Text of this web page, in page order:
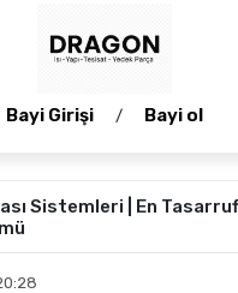
Bayi Girişi / Bayi ol
Sistemleri | En